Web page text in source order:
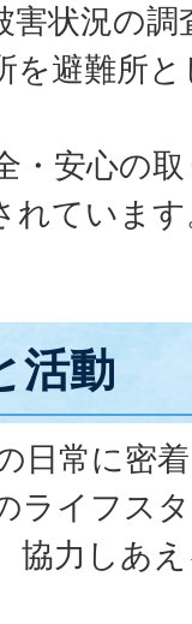
害状況の
を避難所
・安心の
れていま
活動
日常に密
ライフス
協力しあ